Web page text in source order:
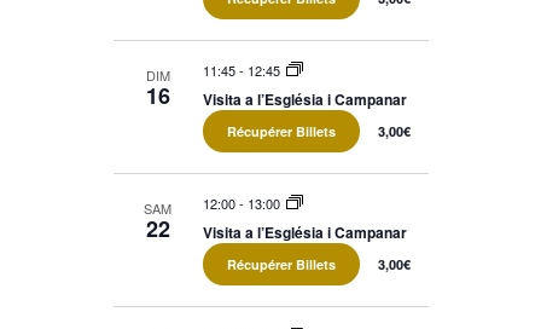
DIM
16
11:45- 12:45
Visita a l’Església i Campanar
Récupérer Billets 3,00€
SAM
22
12:00- 13:00
Visita a l’Església i Campanar
Récupérer Billets 3,00€